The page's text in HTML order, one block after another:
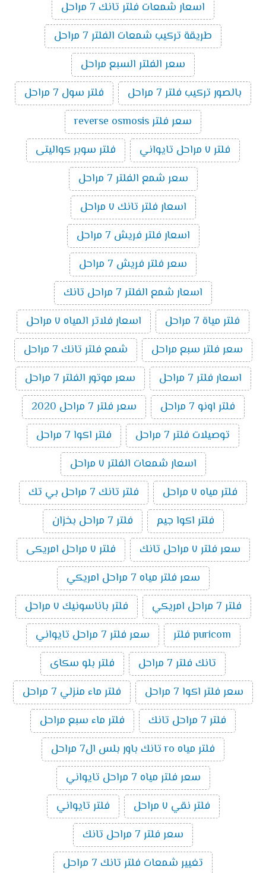
اسعار شمعات فلتر تانك 7 مراحل
طريقة تركيب شمعات الفلتر 7 مراحل
سعر الفلتر السبع مراحل
بالصور تركيب فلتر 7 مراحل
فلتر سول 7 مراحل
سعر فلتر reverse osmosis
فلتر ٧ مراحل تايواني
فلتر سوبر كواليتى
سعر شمع الفلتر 7 مراحل
اسعار فلتر تانك ٧ مراحل
اسعار فلتر فريش 7 مراحل
سعر فلتر فريش 7 مراحل
اسعار شمع الفلتر 7 مراحل تانك
فلتر مياة 7 مراحل
اسعار فلاتر المياه ٧ مراحل
سعر فلتر سبع مراحل
شمع فلتر تانك 7 مراحل
اسعار فلتر 7 مراحل
سعر موتور الفلتر 7 مراحل
فلتر اونو 7 مراحل
سعر فلتر 7 مراحل 2020
توصيلات فلتر 7 مراحل
فلتر اكوا 7 مراحل
اسعار شمعات الفلتر ٧ مراحل
فلتر مياه ٧ مراحل
فلتر تانك 7 مراحل بي تك
فلتر اكوا جيم
فلتر 7 مراحل بخزان
سعر فلتر ٧ مراحل تانك
فلتر ٧ مراحل امريكى
سعر فلتر مياه 7 مراحل امريكي
فلتر 7 مراحل امريكي
فلتر باناسونيك ٧ مراحل
puricom فلتر
سعر فلتر 7 مراحل تايواني
تانك فلتر 7 مراحل
فلتر بلو سكاى
سعر فلتر اكوا 7 مراحل
فلتر ماء منزلي 7 مراحل
فلتر 7 مراحل تانك
فلتر ماء سبع مراحل
فلتر مياه ro تانك باور بلس ال7 مراحل
سعر فلتر مياه 7 مراحل تايواني
فلتر نقي ٧ مراحل
فلتر تايواني
سعر فلتر 7 مراحل تانك
تغيير شمعات فلتر تانك 7 مراحل